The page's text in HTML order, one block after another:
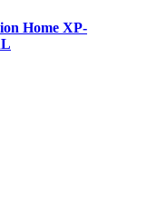
Home XP-